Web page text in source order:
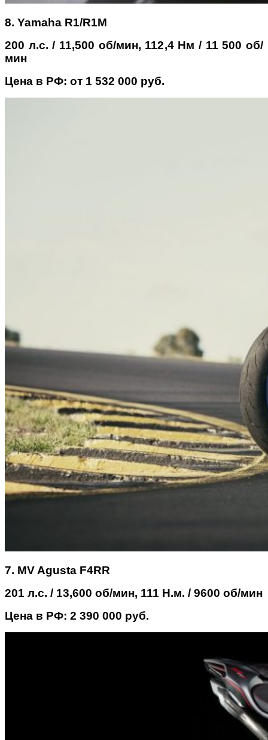
8. Yamaha R1/R1M
200 л.с. / 11,500 об/мин, 112,4 Нм / 11 500 об/
мин
Цена в РФ: от 1 532 000 руб.
7. MV Agusta F4RR
201 л.с. / 13,600 об/мин, 111 Н.м. / 9600 об/мин
Цена в РФ: 2 390 000 руб.